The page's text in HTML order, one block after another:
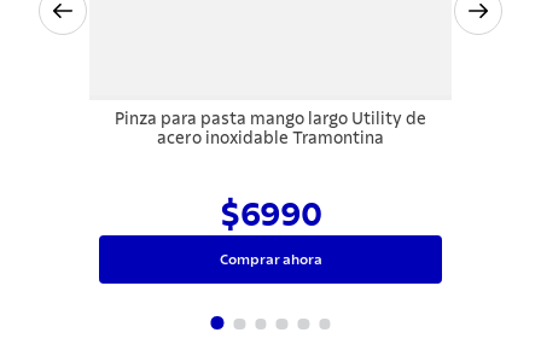
Pinza para pasta mango largo Utility de
acero inoxidable Tramontina
$6990
Comprar ahora